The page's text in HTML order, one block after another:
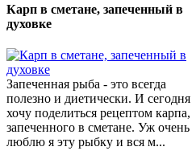
Карп в сметане, запеченный в
духовке
Запеченная рыба - это всегда
полезно и диетически. И сегодня
хочу поделиться рецептом карпа,
запеченного в сметане. Уж очень
люблю я эту рыбку и вся м...